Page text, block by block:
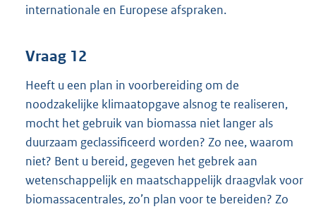
internationale en Europese afspraken.
Vraag 12
Heeft u een plan in voorbereiding om de
noodzakelijke klimaatopgave alsnog te realiseren,
mocht het gebruik van biomassa niet langer als
duurzaam geclassificeerd worden? Zo nee, waarom
niet? Bent u bereid, gegeven het gebrek aan
wetenschappelijk en maatschappelijk draagvlak voor
biomassacentrales, zo’n plan voor te bereiden? Zo